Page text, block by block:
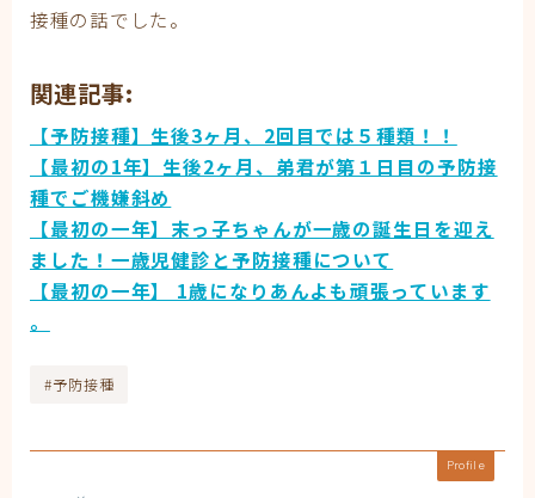
接種の話でした。
関連記事:
【予防接種】生後3ヶ月、2回目では５種類！！
【最初の1年】生後2ヶ月、弟君が第１日目の予防接
種でご機嫌斜め
【最初の一年】末っ子ちゃんが一歳の誕生日を迎え
ました！一歳児健診と予防接種について
【最初の一年】 1歳になりあんよも頑張っています
。
#予防接種
Profile